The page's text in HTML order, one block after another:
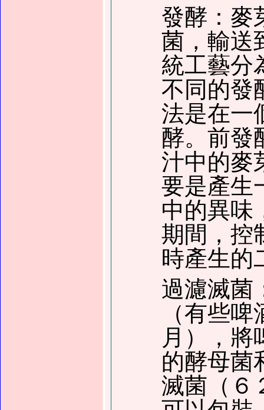
發酵：麥
菌，輸送
統工藝分
不同的發
法是在一
酵。前發
汁中的麥
要是產生
中的異味
期間，控
時產生的
過濾滅菌
（有些
月），將
的酵母菌
滅菌（６